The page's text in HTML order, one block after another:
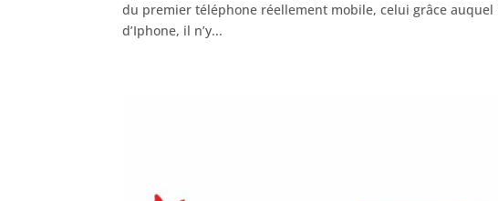
du premier téléphone réellement mobile, celui grâce
d’Iphone, il n’y...